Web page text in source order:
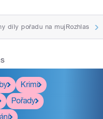
díly pořadu na mujRozhlas
Krimi
Pořady